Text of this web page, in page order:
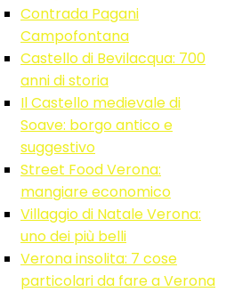
Contrada Pagani
Campofontana
Castello di Bevilacqua: 700
anni di storia
Il Castello medievale di
Soave: borgo antico e
suggestivo
Street Food Verona:
mangiare economico
Villaggio di Natale Verona:
uno dei più belli
Verona insolita: 7 cose
particolari da fare a Verona